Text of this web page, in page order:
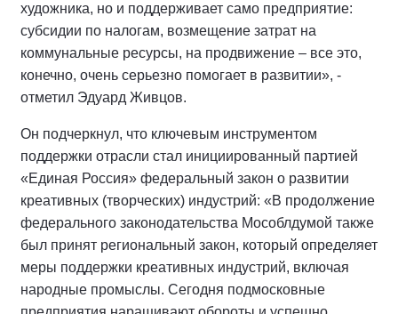
художника, но и поддерживает само предприятие:
субсидии по налогам, возмещение затрат на
коммунальные ресурсы, на продвижение – все это,
конечно, очень серьезно помогает в развитии», -
отметил Эдуард Живцов.
Он подчеркнул, что ключевым инструментом
поддержки отрасли стал инициированный партией
«Единая Россия» федеральный закон о развитии
креативных (творческих) индустрий: «В продолжение
федерального законодательства Мособлдумой также
был принят региональный закон, который определяет
меры поддержки креативных индустрий, включая
народные промыслы. Сегодня подмосковные